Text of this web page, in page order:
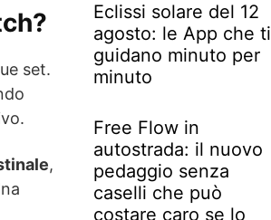
set.
,
Eclissi solare del 12
agosto: le App che ti
guidano minuto per
minuto
Free Flow in
autostrada: il nuovo
pedaggio senza
caselli che può
costare caro se lo